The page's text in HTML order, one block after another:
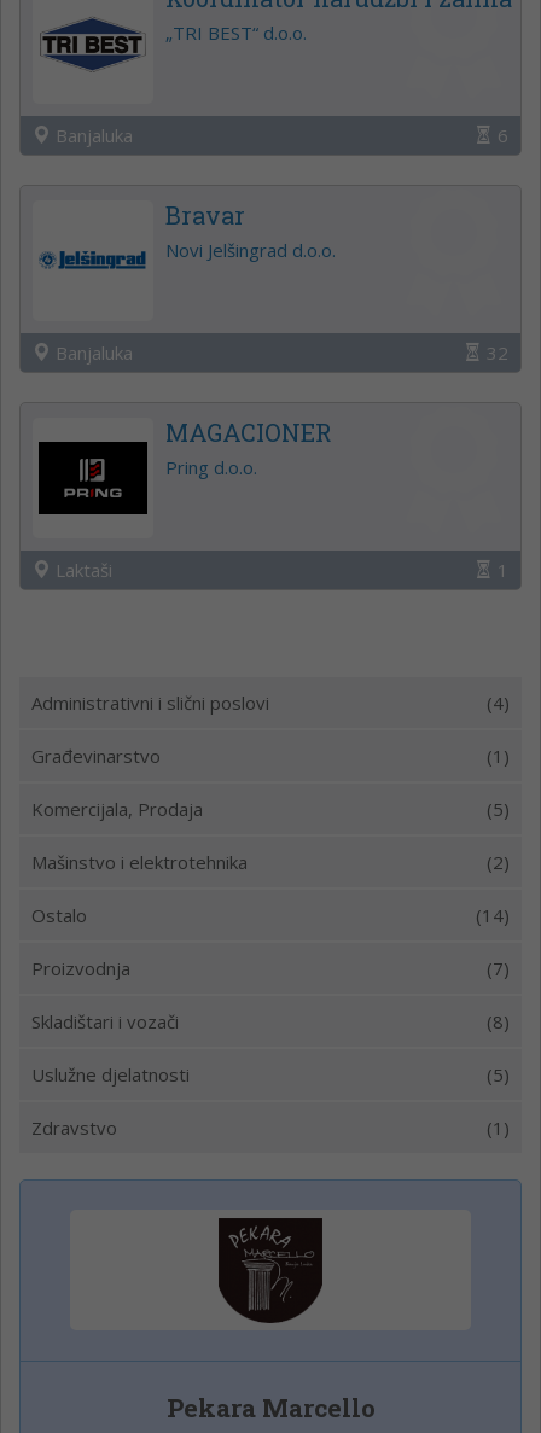
„TRI BEST“ d.o.o.
Banjaluka 6
Bravar
Novi Jelšingrad d.o.o.
Banjaluka 32
MAGACIONER
Pring d.o.o.
Laktaši 1
Administrativni i slični poslovi (4)
Građevinarstvo (1)
Komercijala, Prodaja (5)
Mašinstvo i elektrotehnika (2)
Ostalo (14)
Proizvodnja (7)
Skladištari i vozači (8)
Uslužne djelatnosti (5)
Zdravstvo (1)
Pekara Marcello